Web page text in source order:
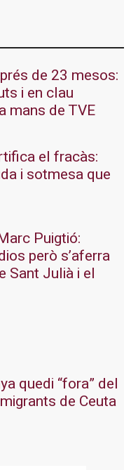
de 23 mesos:
i en clau
mans de TVE
el fracàs:
i sotmesa que
Puigtió:
però s’aferra
Sant Julià i el
quedi “fora” del
de Ceuta